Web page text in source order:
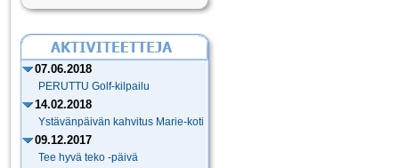
07.06.2018
PERUTTU Golf-kilpailu
14.02.2018
Ystävänpäivän kahvitus Marie-koti
09.12.2017
Tee hyvä teko -päivä